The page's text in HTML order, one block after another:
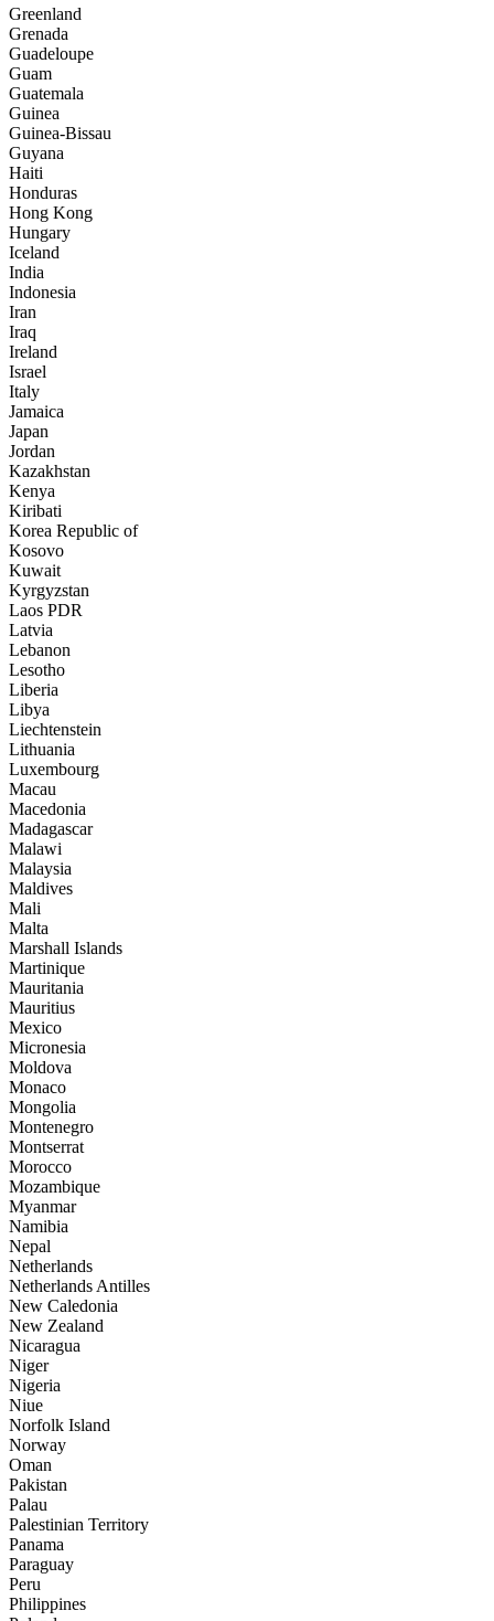
Greenland
Grenada
Guadeloupe
Guam
Guatemala
Guinea
Guinea-Bissau
Guyana
Haiti
Honduras
Hong Kong
Hungary
Iceland
India
Indonesia
Iran
Iraq
Ireland
Israel
Italy
Jamaica
Japan
Jordan
Kazakhstan
Kenya
Kiribati
Korea Republic of
Kosovo
Kuwait
Kyrgyzstan
Laos PDR
Latvia
Lebanon
Lesotho
Liberia
Libya
Liechtenstein
Lithuania
Luxembourg
Macau
Macedonia
Madagascar
Malawi
Malaysia
Maldives
Mali
Malta
Marshall Islands
Martinique
Mauritania
Mauritius
Mexico
Micronesia
Moldova
Monaco
Mongolia
Montenegro
Montserrat
Morocco
Mozambique
Myanmar
Namibia
Nepal
Netherlands
Netherlands Antilles
New Caledonia
New Zealand
Nicaragua
Niger
Nigeria
Niue
Norfolk Island
Norway
Oman
Pakistan
Palau
Palestinian Territory
Panama
Paraguay
Peru
Philippines